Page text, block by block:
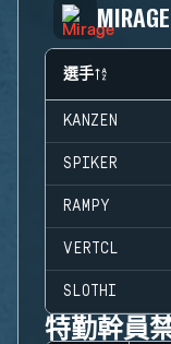
MIRAGE
選手
KANZEN
SPIKER
RAMPY
VERTCL
SLOTHI
特勤幹員